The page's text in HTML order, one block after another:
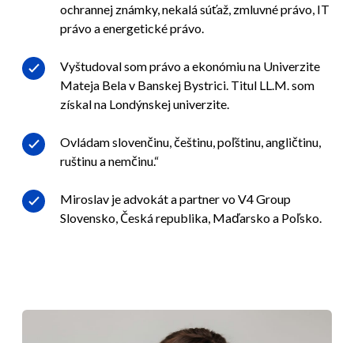
ochrannej známky, nekalá súťaž, zmluvné právo, IT
právo a energetické právo.
Vyštudoval som právo a ekonómiu na Univerzite
Mateja Bela v Banskej Bystrici. Titul LL.M. som
získal na Londýnskej univerzite.
Ovládam slovenčinu, češtinu, poľštinu, angličtinu,
ruštinu a nemčinu.“
Miroslav je advokát a partner vo V4 Group
Slovensko, Česká republika, Maďarsko a Poľsko.